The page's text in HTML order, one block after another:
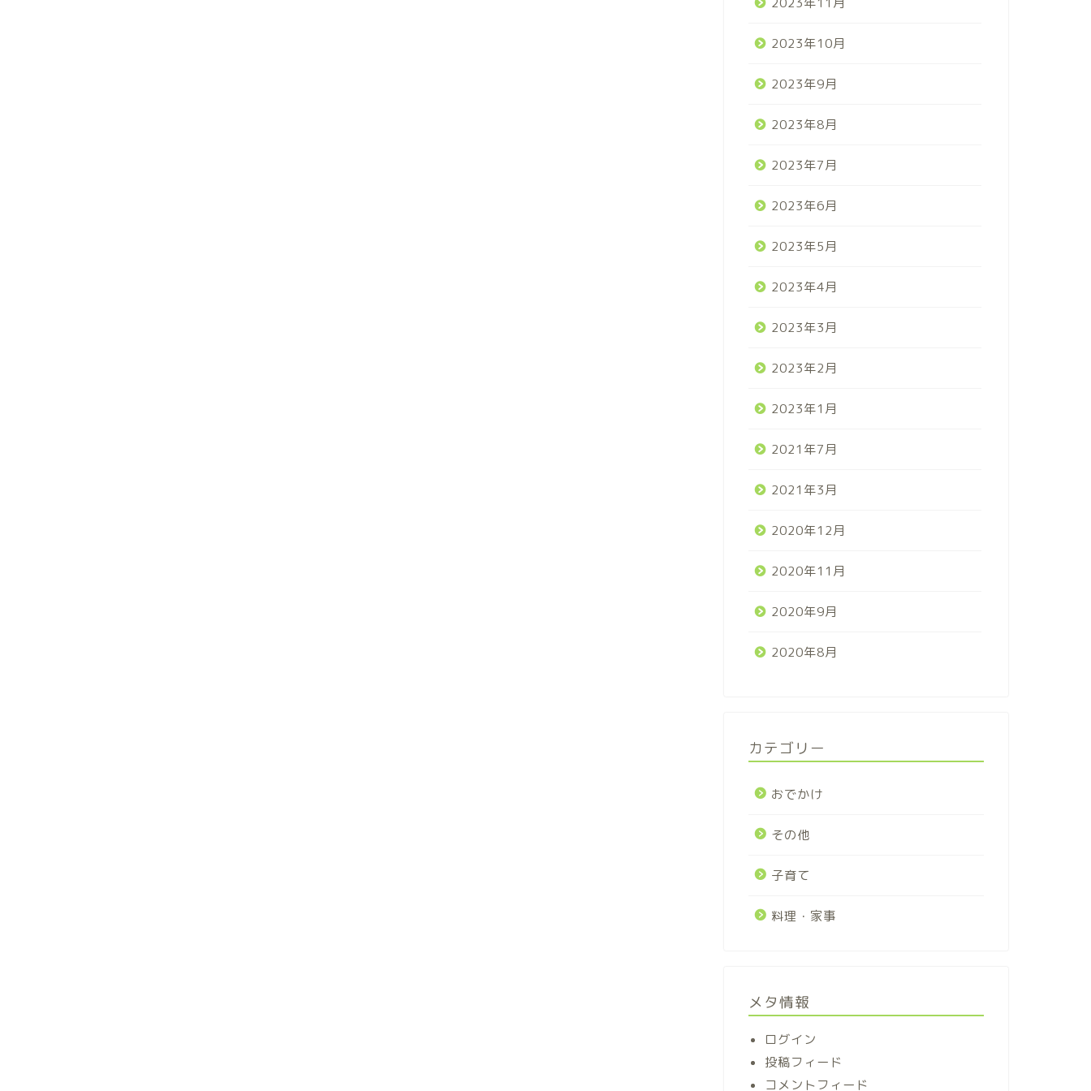
2023年10月
2023年9月
2023年8月
2023年7月
2023年6月
2023年5月
2023年4月
2023年3月
2023年2月
2023年1月
2021年7月
2021年3月
2020年12月
2020年11月
2020年9月
2020年8月
カテゴリー
おでかけ
その他
子育て
料理・家事
メタ情報
ログイン
投稿フィード
コメントフィード